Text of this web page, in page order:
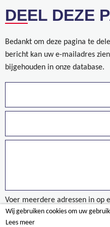
DEEL DEZE
Bedankt om deze pagina te
bericht kan uw e-mailadres
bijgehouden in onze database.
Voer meerdere adressen in op
door een komma.
Wij gebruiken cookies om uw
Lees meer